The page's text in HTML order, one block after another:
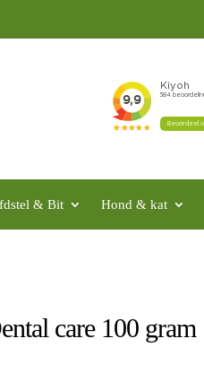
& Bit Hond & kat
care 100 gram